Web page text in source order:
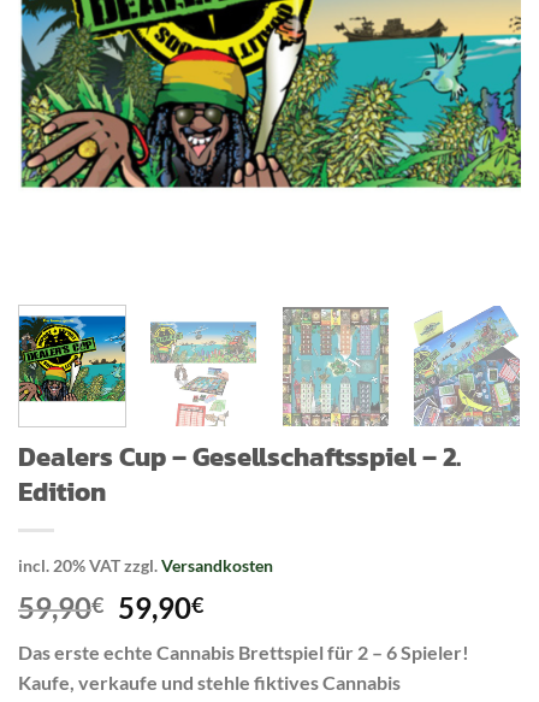
Dealers Cup – Gesellschaftsspiel – 2.
Edition
incl. 20% VATzzgl.Versandkosten
59,90€ Original
price
was:
59,90€.
59,90€Current
is:
59,90€.
Das erste echte Cannabis Brettspiel für 2 – 6 Spieler!
Kaufe, verkaufe und stehle fiktives Cannabis